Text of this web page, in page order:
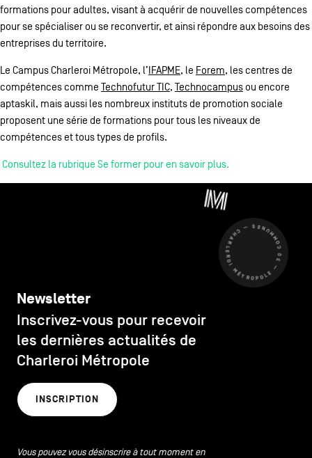
formations pour adultes, visant à acquérir de nouvelles compétences
pour se spécialiser ou se reconvertir, et ainsi répondre aux besoins des
entreprises du territoire.
Le Campus Charleroi Métropole, l’IFAPME, le Forem, les centres de
compétences comme Technofutur TIC, Technocampus ou encore
aptaskil, mais aussi les nombreux instituts de promotion sociale
proposent une série de formations pour tous les niveaux de
compétences et tous types de profils.
Consultez la rubrique Se former pour en savoir plus.
CHARLEROI MÉTROPOLE — 30 COMMUNES —
Newsletter
Inscrivez-vous pour recevoir
les dernières actualités de
Charleroi Métropole
INSCRIPTION
Vous pouvez vous désinscrire à tout moment en